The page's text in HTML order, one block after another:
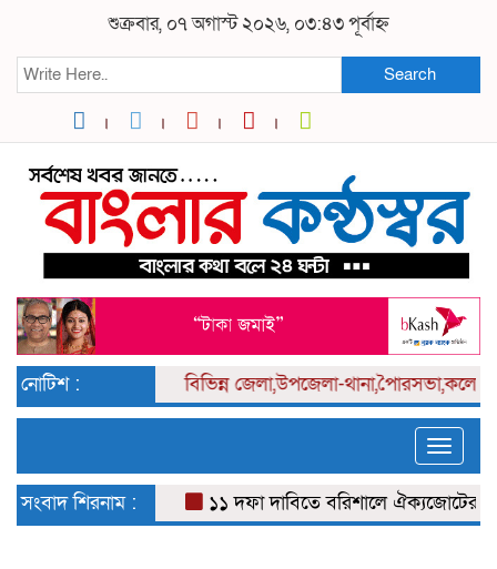
শুক্রবার, ০৭ অগাস্ট ২০২৬, ০৩:৪৩ পূর্বাহ্ন
Search
নোটিশ : বিভিন্নজেলা,উপজেলা-থানা,পৈারসভা,কলেজ
Toggle
সংবাদ শিরনাম :
১১ দফা দাবিতে বরিশালে ঐক্যজোটের